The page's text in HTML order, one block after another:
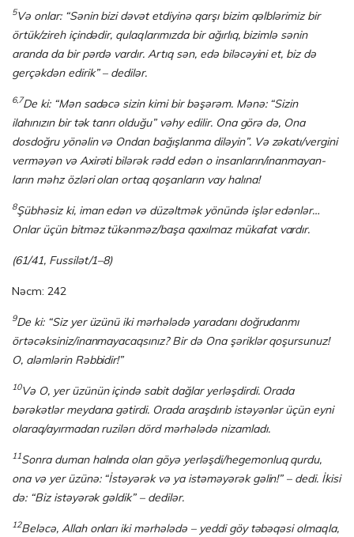
5Və onlar: “Sənin bizi dəvət etdiyinə qarşı bizim qəlblərimiz bir
örtük/zireh içindədir, qulaqları­mız­da bir ağırlıq, bizimlə sənin
aranda da bir pərdə vardır. Artıq sən, edə biləcəyini et, biz də
gerçəkdən edirik” – dedilər.
6,7De ki: “Mən sadəcə sizin kimi bir bəşərəm. Mənə: “Sizin
ilahınızın bir tək tanrı olduğu” vəhy edilir. Ona görə də, Ona
dosdoğru yönəlin və Ondan bağışlanma dilə­yin”. Və zəkatı/vergini
verməyən və Axirəti bilərək rədd edən o insanların/inan­ma­yan­­
ların məhz özləri olan ortaq qoşanların vay halına!
8Şübhəsiz ki, iman edən və düzəltmək yönündə işlər edənlər…
Onlar üçün bitməz tükənməz/başa qaxılmaz mükafat vardır.
(61/41, Fussilət/1–8)
Nəcm: 242
9De ki: “Siz yer üzünü iki mərhələdə yaradanı doğrudanmı
örtəcəksiniz/inan­ma­­ya­caq­sınız? Bir də Ona şəriklər qoşursunuz!
O, aləmlərin Rəbbidir!”
10Və O, yer üzünün içində sabit dağlar yerləşdirdi. Orada
bərəkətlər meydana gətir­di. Orada araşdırıb istəyənlər üçün eyni
olaraq/ayırmadan ruzilərı dörd mərhə­lədə ni­zam­ladı.
11Sonra duman halında olan göyə yerləşdi/hegemonluq qurdu,
ona və yer üzünə: “İstəyərək və ya istəməyərək gəlin!” – dedi. İkisi
də: “Biz istəyərək gəldik” – dedilər.
12Beləcə, Allah onları iki mərhələdə – yeddi göy təbəqəsi olmaqla,